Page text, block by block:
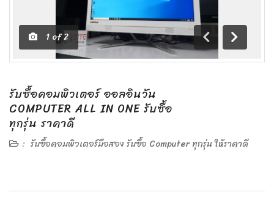
1 of2
ถอย เดิน
รับซื้อคอมพิวเตอร์ ออลอินวัน
COMPUTER ALL IN ONE รับซื้อ
ทุกรุ่น ราคาดี
: รับซื้อคอมพิวเตอร์มือสอง รับซื้อ Computer ทุกรุ่น ให้ราคาดี